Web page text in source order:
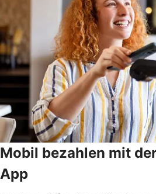
Mobil bezahlen mit
App